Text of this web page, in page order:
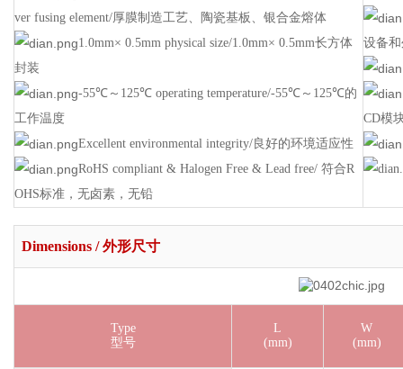
ver fusing element/厚膜制造工艺、陶瓷基板、银合金熔体
1.0mm× 0.5mm physical size/1.0mm× 0.5mm长方体
封装
-55℃～125℃ operating temperature/-55℃～125℃的
工作温度
Excellent environmental integrity/良好的环境适应性
RoHS compliant & Halogen Free & Lead free/ 符合R
OHS标准，无卤素，无铅
设备
CD模
Dimensions / 外形尺寸
Type
型号
L
(mm)
W
(mm)